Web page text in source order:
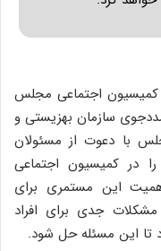
اجتماعی مجلس
از قطع مستمری ۱۳ هزار مددجوی سازمان بهزیستی و
با دعوت از مسئولان
در کمیسیون اجتماعی
این مستمری برای
جدی برای افراد
تا این مسئله حل شود.